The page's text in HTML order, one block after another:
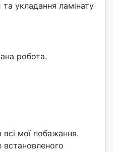
та укладання ламінату
робота.
мої побажання.